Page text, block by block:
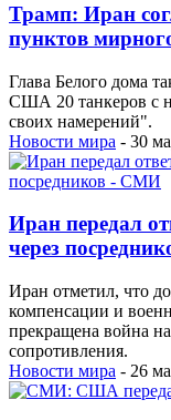
Трамп: Иран
пунктов
Глава Белого дома
США 20 танкеров с
своих намерений".
Новости мира - 30
Иран передал
через
Иран отметил, что
компенсации и
прекращена война
сопротивления.
Новости мира - 26